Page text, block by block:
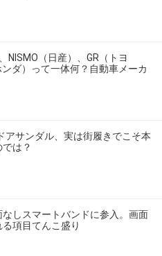
NISMO（日産）、GR（トヨ
ンダ）って一体何？自動車メーカ
アサンダル、実は街履きでこそ本
は？
なしスマートバンドに参入。画面
項目てんこ盛り